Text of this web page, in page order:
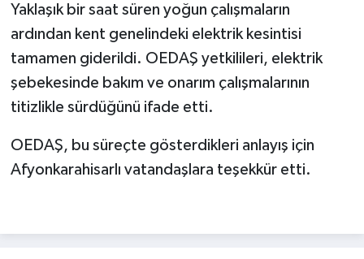
Yaklaşık bir saat süren yoğun çalışmaların
ardından kent genelindeki elektrik kesintisi
tamamen giderildi. OEDAŞ yetkilileri, elektrik
şebekesinde bakım ve onarım çalışmalarının
titizlikle sürdüğünü ifade etti.
OEDAŞ, bu süreçte gösterdikleri anlayış için
Afyonkarahisarlı vatandaşlara teşekkür etti.